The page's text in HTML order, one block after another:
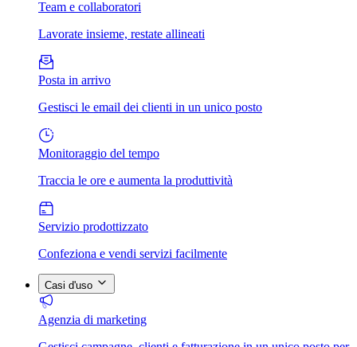
Team e collaboratori
Lavorate insieme, restate allineati
Posta in arrivo
Gestisci le email dei clienti in un unico posto
Monitoraggio del tempo
Traccia le ore e aumenta la produttività
Servizio prodottizzato
Confeziona e vendi servizi facilmente
Casi d'uso
Agenzia di marketing